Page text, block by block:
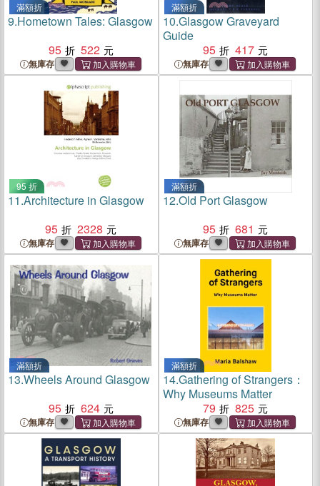
滿額折
9.Hometown Tales: Glasgow
95
522
無庫存
滿額折
10.Glasgow Graveyard
Guide
95
417
無庫存
95 折
11.Architecture in Glasgow
95
2328
無庫存
滿額折
12.Old Port Glasgow
95
681
無庫存
滿額折
13.Wheels Around Glasgow
95
624
無庫存
滿額折
14.Gathering of Strangers：
Why Museums Matter
79
825
無庫存